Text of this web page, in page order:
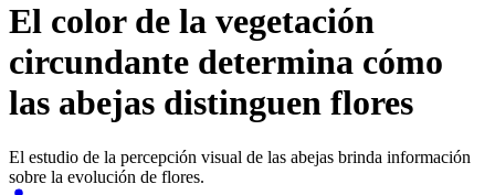
El color de la vegetación
circundante determina cómo
las abejas distinguen flores
El estudio de la percepción visual de las abejas brinda información
sobre la evolución de flores.